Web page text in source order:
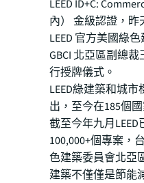
LEED ID+C:
內） 金級認證，昨
LEED 官方美國綠色
GBCI 北亞區副總
行授牌儀式。
LEED綠建築和城
出，至今在185個
截至今年九月
100,000+個專案，
色建築委員會北亞
建築不僅僅是節能